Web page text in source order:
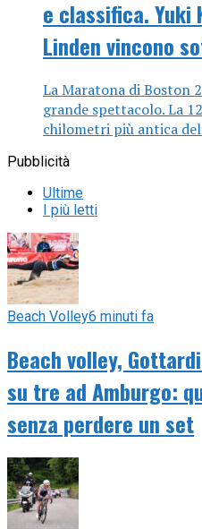
e classifica. Yuki
Linden vincono
La Maratona di Boston
grande spettacolo. La
chilometri più antica
Pubblicità
Ultime
I più letti
Beach Volley6 minuti fa
Beach volley,
su tre ad Amburgo:
senza perdere un set